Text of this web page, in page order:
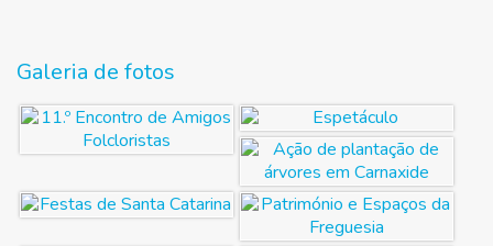
Galeria de fotos